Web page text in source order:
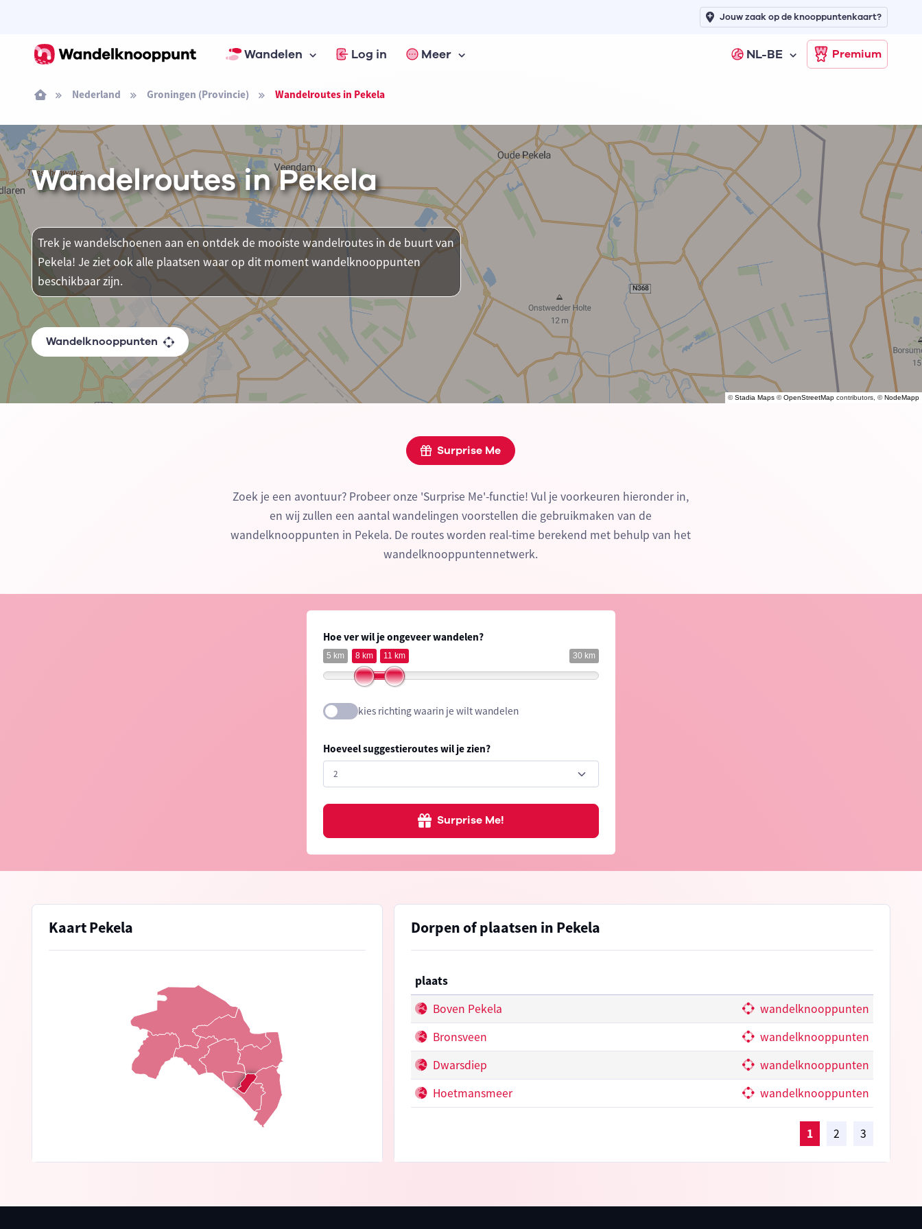
Wandelen Log in Meer NL-BE Premium
Jouw zaak op de knooppuntenkaart?
Nederland Groningen (Provincie) Wandelroutes in Pekela
©Stadia Maps ©OpenStreetMap contributors, ©NodeMapp
Wandelroutes in Pekela
Trek je wandelschoenen aan en ontdek de mooiste wandelroutes in de buurt van
Pekela! Je ziet ook alle plaatsen waar op dit moment wandelknooppunten
beschikbaar zijn.
Wandelknooppunten
Surprise Me
Zoek je een avontuur? Probeer onze 'Surprise Me'-functie! Vul je voorkeuren hieronder in,
en wij zullen een aantal wandelingen voorstellen die gebruikmaken van de
wandelknooppunten in Pekela. De routes worden real-time berekend met behulp van het
wandelknooppuntennetwerk.
Hoe ver wil je ongeveer wandelen?
5 km 30 km
8 km 11 km
kies richting waarin je wilt wandelen
Hoeveel suggestieroutes wil je zien?
Surprise Me!
Kaart Pekela Dorpen of plaatsen in Pekela
plaats
Boven Pekela
wandelknooppunten
Bronsveen
wandelknooppunten
Dwarsdiep
wandelknooppunten
Hoetmansmeer
wandelknooppunten
1 2 3